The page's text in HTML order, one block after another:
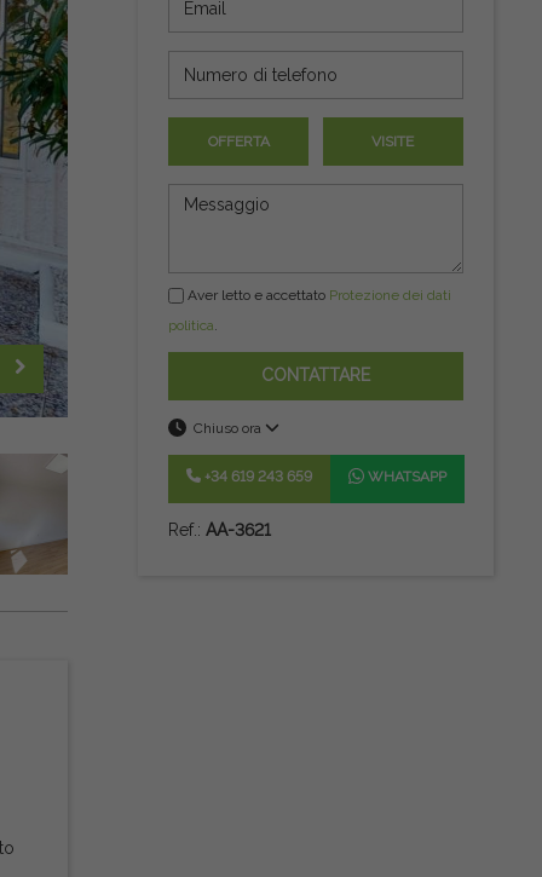
OFFERTA VISITE
Aver letto e accettato Protezione dei dati
politica
CONTATTARE
Chiuso ora
+34 619 243 659 WHATSAPP
Ref.:AA-3621